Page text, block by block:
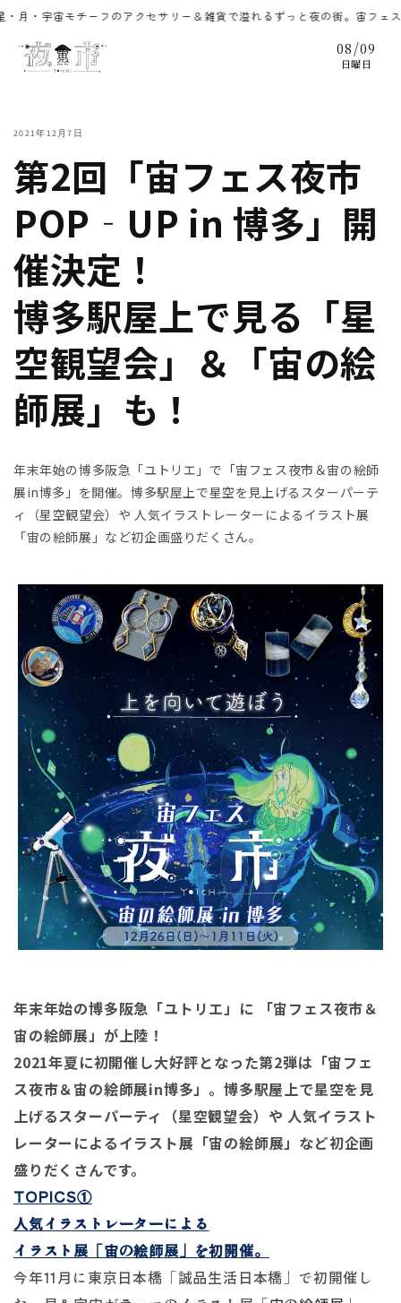
ンツに
サリー＆雑貨で溢れるずっと夜の街。宙フェス（そらフェス）のアクセ
08 /09
日曜日
2021年12月7日
第2回「宙フェス夜市
POP‐UP in 博多」開
催決定！
博多駅屋上で見る「星
空観望会」＆「宙の絵
師展」も！
年末年始の博多阪急「ユトリエ」で 「宙フェス夜市＆宙の絵師
展in博多」を開催。 博多駅屋上で星空を見上げるスターパーテ
ィ（星空観望会）や 人気イラストレーターによるイラスト展
「宙の絵師展」など初企画盛り だくさん。
年末年始の博多阪急「ユトリエ」に 「宙フェス夜市＆
宙の絵師展」が上陸！
2021年夏に初開催し大好評となった第2弾は「宙フェ
ス夜市＆宙の絵師展in博多」。博多駅屋上で星空を見
上げるスターパーティ（星空観望会）や 人気イラスト
レーターによるイラスト展「宙の絵師展」など初企画
盛り だくさんです。
TOPICS①
人気イラストレーターによる
イラスト展「宙の絵師展」を初開催。
今年11月に東京日本橋「誠品生活日本橋」で初開催し